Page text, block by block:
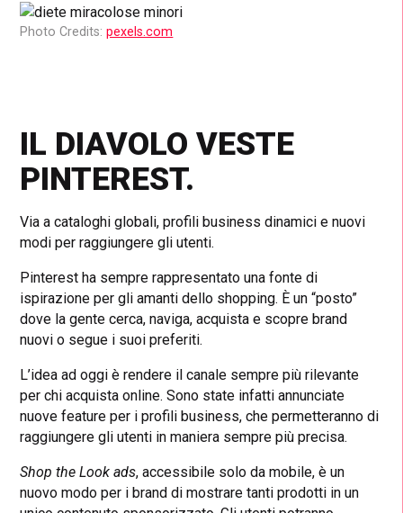
Photo Credits:pexels.com
IL DIAVOLO VESTE
PINTEREST.
Via a cataloghi globali, profili business dinamici e nuovi
modi per raggiungere gli utenti.
Pinterest ha sempre rappresentato una fonte di
ispirazione per gli amanti dello shopping. È un “posto”
dove la gente cerca, naviga, acquista e scopre brand
nuovi o segue i suoi preferiti.
L’idea ad oggi è rendere il canale sempre più rilevante
per chi acquista online. Sono state infatti annunciate
nuove feature per i profili business, che permetteranno di
raggiungere gli utenti in maniera sempre più precisa.
Shop the Look ads, accessibile solo da mobile, è un
nuovo modo per i brand di mostrare tanti prodotti in un